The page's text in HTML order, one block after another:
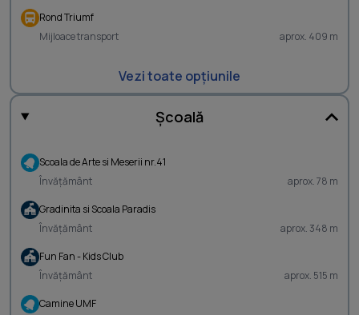
Rond Triumf
Mijloace transport
aprox. 409 m
Vezi toate opțiunile
Școală
Scoala de Arte si Meserii nr.41
Învățământ
aprox. 78 m
Gradinita si Scoala Paradis
Învățământ
aprox. 348 m
Fun Fan - Kids Club
Învățământ
aprox. 515 m
Camine UMF